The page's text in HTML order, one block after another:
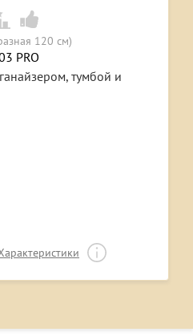
120 см)
PRO
тумбой и